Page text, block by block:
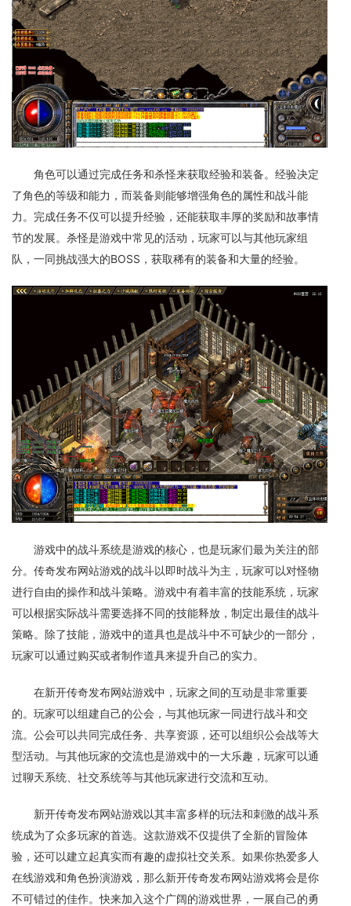
角色可以通过完成任务和杀怪来获取经验和装备。经验决定
了角色的等级和能力，而装备则能够增强角色的属性和战斗能
力。完成任务不仅可以提升经验，还能获取丰厚的奖励和故事情
节的发展。杀怪是游戏中常见的活动，玩家可以与其他玩家组
队，一同挑战强大的BOSS，获取稀有的装备和大量的经验。
游戏中的战斗系统是游戏的核心，也是玩家们最为关注的部
分。传奇发布网站游戏的战斗以即时战斗为主，玩家可以对怪物
进行自由的操作和战斗策略。游戏中有着丰富的技能系统，玩家
可以根据实际战斗需要选择不同的技能释放，制定出最佳的战斗
策略。除了技能，游戏中的道具也是战斗中不可缺少的一部分，
玩家可以通过购买或者制作道具来提升自己的实力。
在新开传奇发布网站游戏中，玩家之间的互动是非常重要
的。玩家可以组建自己的公会，与其他玩家一同进行战斗和交
流。公会可以共同完成任务、共享资源，还可以组织公会战等大
型活动。与其他玩家的交流也是游戏中的一大乐趣，玩家可以通
过聊天系统、社交系统等与其他玩家进行交流和互动。
新开传奇发布网站游戏以其丰富多样的玩法和刺激的战斗系
统成为了众多玩家的首选。这款游戏不仅提供了全新的冒险体
验，还可以建立起真实而有趣的虚拟社交关系。如果你热爱多人
在线游戏和角色扮演游戏，那么新开传奇发布网站游戏将会是你
不可错过的佳作。快来加入这个广阔的游戏世界，一展自己的勇